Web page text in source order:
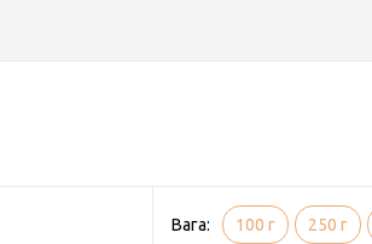
Вага: 100 г 250 г